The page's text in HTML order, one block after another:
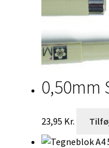
0,50mm
23,95 Kr.